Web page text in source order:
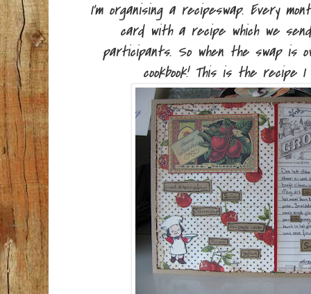
I'm organising a recipeswap. Every
card with a recipe which we
participants. So when the swap is
cookbook! This is the recipe